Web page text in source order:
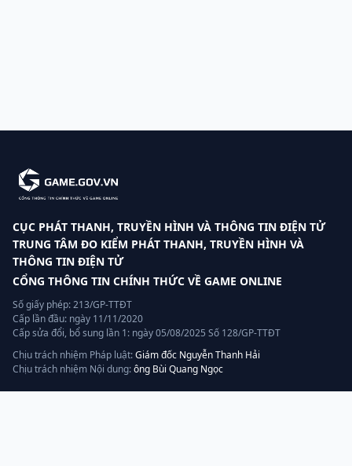
CỤC PHÁT THANH, TRUYỀN HÌNH VÀ THÔNG TIN ĐIỆN TỬ
TRUNG TÂM ĐO KIỂM PHÁT THANH, TRUYỀN HÌNH VÀ
THÔNG TIN ĐIỆN TỬ
CỔNG THÔNG TIN CHÍNH THỨC VỀ GAME ONLINE
Số giấy phép: 213/GP-TTĐT
Cấp lần đầu: ngày 11/11/2020
Cấp sửa đổi, bổ sung lần 1: ngày 05/08/2025 Số 128/GP-TTĐT
Chịu trách nhiệm Pháp luật:Giám đốc Nguyễn Thanh Hải
Chịu trách nhiệm Nội dung:ông Bùi Quang Ngọc